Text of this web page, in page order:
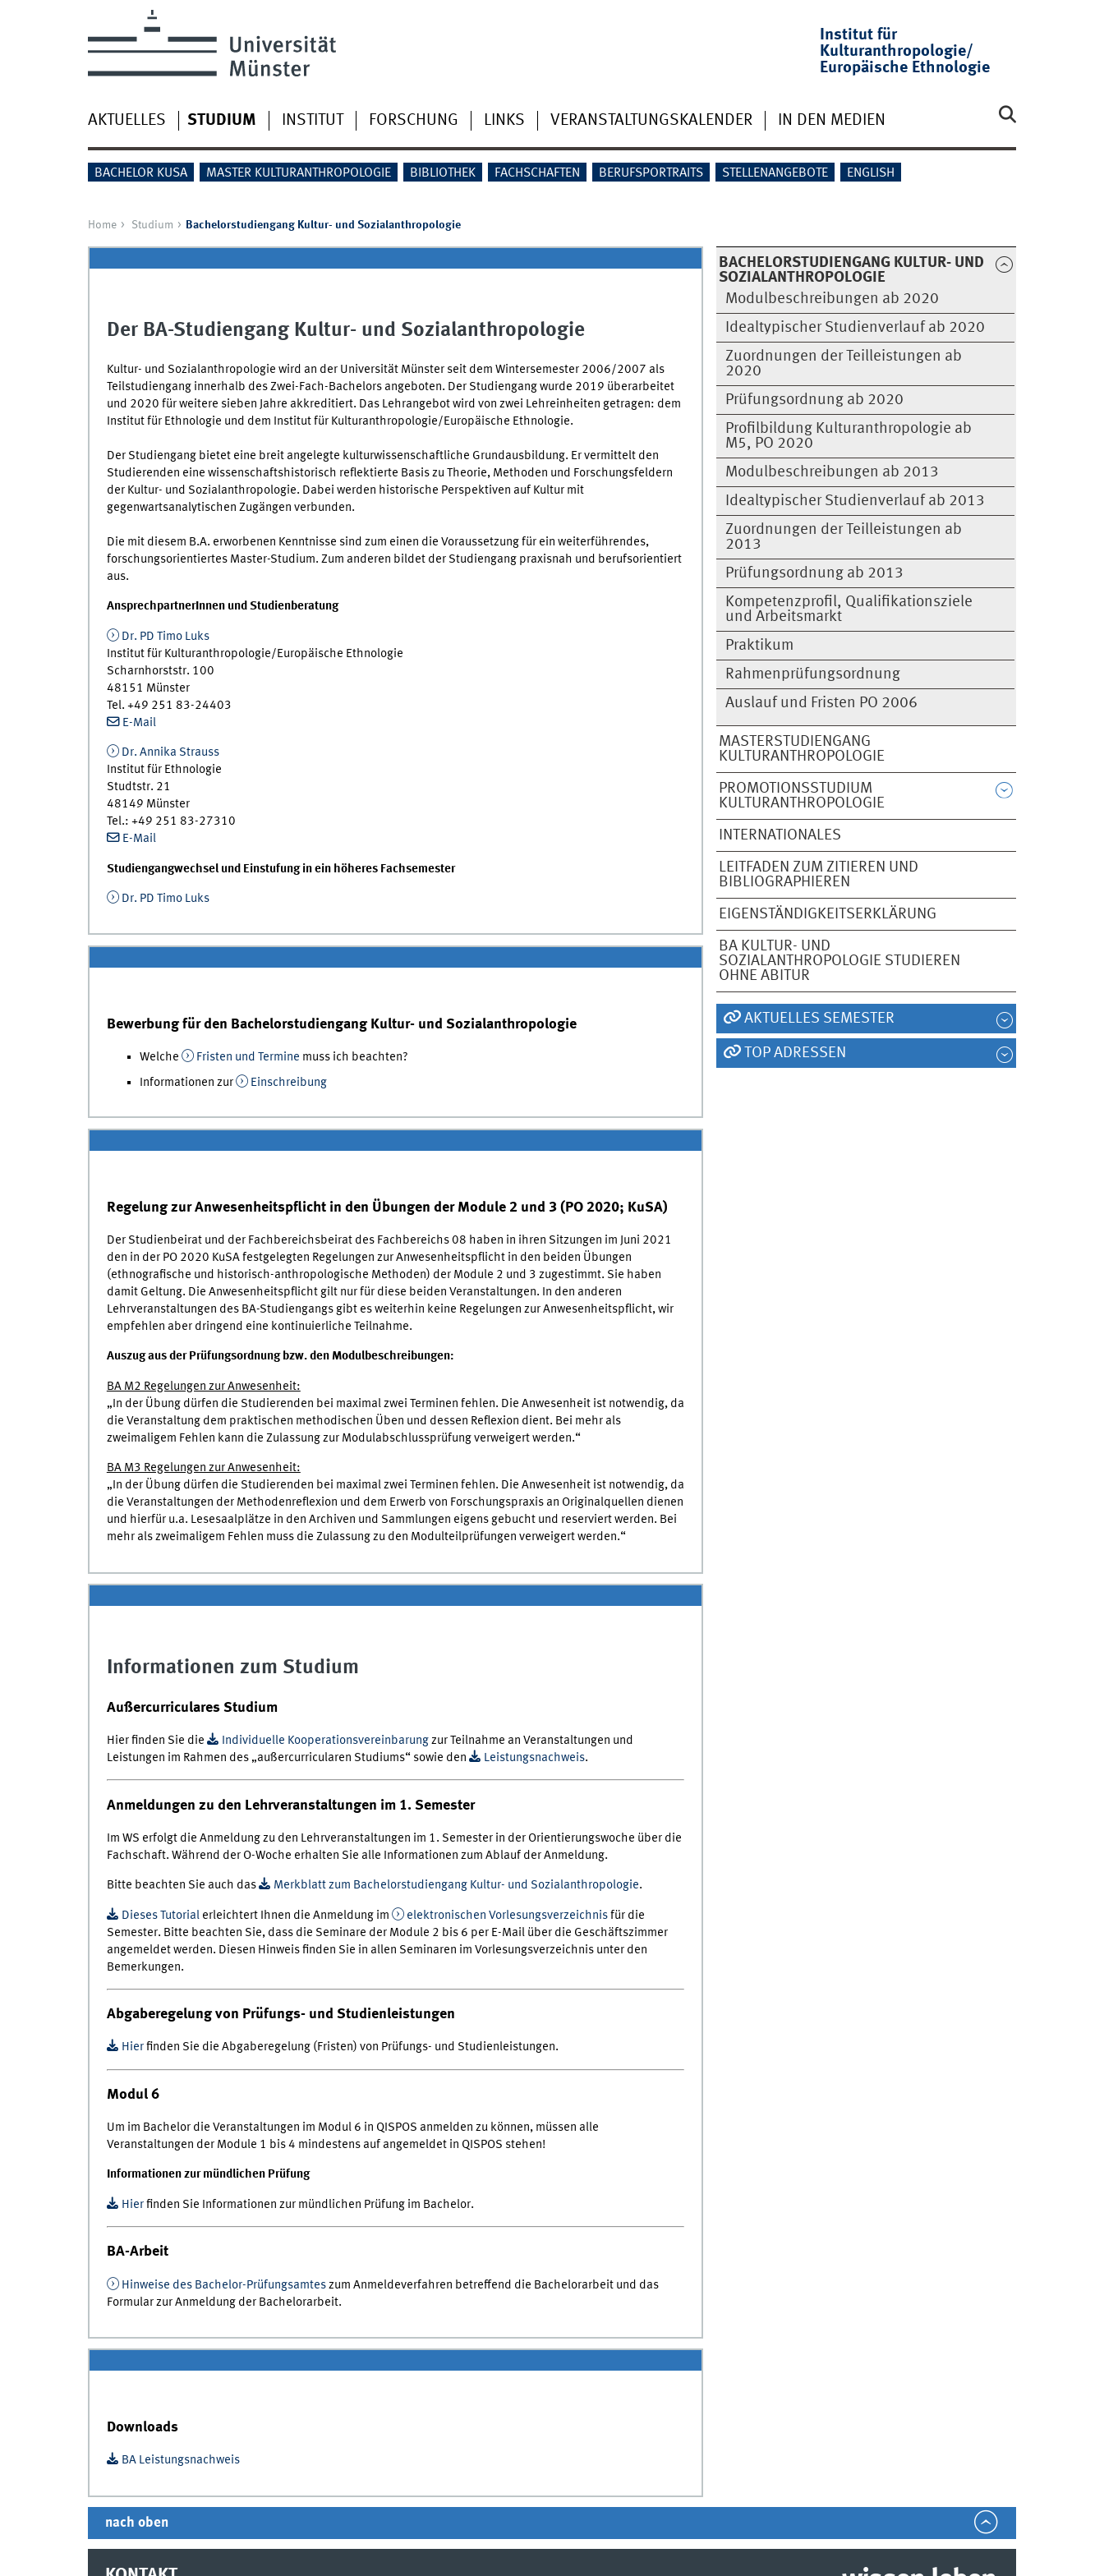
Institut für
Kulturanthropologie/
Europäische Ethnologie
AKTUELLES STUDIUM INSTITUT FORSCHUNG LINKS VERANSTALTUNGSKALENDER IN DEN MEDIEN
BACHELOR KUSA MASTER KULTURANTHROPOLOGIE BIBLIOTHEK FACHSCHAFTEN BERUFSPORTRAITS STELLENANGEBOTE ENGLISH
Home Studium Bachelorstudiengang Kultur- und Sozialanthropologie
BACHELORSTUDIENGANG KULTUR- UND
SOZIALANTHROPOLOGIE
Modulbeschreibungen ab 2020
Idealtypischer Studienverlauf ab 2020
Zuordnungen der Teilleistungen ab
2020
Prüfungsordnung ab 2020
Profilbildung Kulturanthropologie ab
M5, PO 2020
Modulbeschreibungen ab 2013
Idealtypischer Studienverlauf ab 2013
Zuordnungen der Teilleistungen ab
2013
Prüfungsordnung ab 2013
Kompetenzprofil, Qualifikationsziele
und Arbeitsmarkt
Praktikum
Rahmenprüfungsordnung
Auslauf und Fristen PO 2006
MASTERSTUDIENGANG
KULTURANTHROPOLOGIE
PROMOTIONSSTUDIUM
KULTURANTHROPOLOGIE
INTERNATIONALES
LEITFADEN ZUM ZITIEREN UND
BIBLIOGRAPHIEREN
EIGENSTÄNDIGKEITSERKLÄRUNG
BA KULTUR- UND
SOZIALANTHROPOLOGIE STUDIEREN
OHNE ABITUR
Der BA-Studiengang Kultur- und Sozialanthropologie
Kultur- und Sozialanthropologie wird an der Universität Münster seit dem Wintersemester 2006/2007 als
Teilstudiengang innerhalb des Zwei-Fach-Bachelors angeboten. Der Studiengang wurde 2019 überarbeitet
und 2020 für weitere sieben Jahre akkreditiert. Das Lehrangebot wird von zwei Lehreinheiten getragen: dem
Institut für Ethnologie und dem Institut für Kulturanthropologie/Europäische Ethnologie.
Der Studiengang bietet eine breit angelegte kulturwissenschaftliche Grundausbildung. Er vermittelt den
Studierenden eine wissenschaftshistorisch reflektierte Basis zu Theorie, Methoden und Forschungsfeldern
der Kultur- und Sozialanthropologie. Dabei werden historische Perspektiven auf Kultur mit
gegenwartsanalytischen Zugängen verbunden.
Die mit diesem B.A. erworbenen Kenntnisse sind zum einen die Voraussetzung für ein weiterführendes,
forschungsorientiertes Master-Studium. Zum anderen bildet der Studiengang praxisnah und berufsorientiert
aus.
AnsprechpartnerInnen und Studienberatung
Dr. PD Timo Luks
Institut für Kulturanthropologie/Europäische Ethnologie
Scharnhorststr. 100
48151 Münster
Tel. +49 251 83-24403
E-Mail
Dr. Annika Strauss
Institut für Ethnologie
Studtstr. 21
48149 Münster
Tel.: +49 251 83-27310
E-Mail
Studiengangwechsel und Einstufung in ein höheres Fachsemester
Dr. PD Timo Luks
Bewerbung für den Bachelorstudiengang Kultur- und Sozialanthropologie
Welche Fristen und Termine muss ich beachten?
Informationen zur
Einschreibung
Regelung zur Anwesenheitspflicht in den Übungen der Module 2 und 3 (PO 2020; KuSA)
Der Studienbeirat und der Fachbereichsbeirat des Fachbereichs 08 haben in ihren Sitzungen im Juni 2021
den in der PO 2020 KuSA festgelegten Regelungen zur Anwesenheitspflicht in den beiden Übungen
(ethnografische und historisch-anthropologische Methoden) der Module 2 und 3 zugestimmt. Sie haben
damit Geltung. Die Anwesenheitspflicht gilt nur für diese beiden Veranstaltungen. In den anderen
Lehrveranstaltungen des BA-Studiengangs gibt es weiterhin keine Regelungen zur Anwesenheitspflicht, wir
empfehlen aber dringend eine kontinuierliche Teilnahme.
Auszug aus der Prüfungsordnung bzw. den Modulbeschreibungen:
BA M2 Regelungen zur Anwesenheit:
„In der Übung dürfen die Studierenden bei maximal zwei Terminen fehlen. Die Anwesenheit ist notwendig, da
die Veranstaltung dem praktischen methodischen Üben und dessen Reflexion dient. Bei mehr als
zweimaligem Fehlen kann die Zulassung zur Modulabschlussprüfung verweigert werden.“
BA M3 Regelungen zur Anwesenheit:
„In der Übung dürfen die Studierenden bei maximal zwei Terminen fehlen. Die Anwesenheit ist notwendig, da
die Veranstaltungen der Methodenreflexion und dem Erwerb von Forschungspraxis an Originalquellen dienen
und hierfür u.a. Lesesaalplätze in den Archiven und Sammlungen eigens gebucht und reserviert werden. Bei
mehr als zweimaligem Fehlen muss die Zulassung zu den Modulteilprüfungen verweigert werden.“
Informationen zum Studium
Außercurriculares Studium
Hier finden Sie die Individuelle Kooperationsvereinbarungzur Teilnahme an Veranstaltungen und
Leistungen im Rahmen des „außercurricularen Studiums“ sowie den
Leistungsnachweis.
Anmeldungen zu den Lehrveranstaltungen im 1. Semester
Im WS erfolgt die Anmeldung zu den Lehrveranstaltungen im 1. Semester in der Orientierungswoche über die
Fachschaft. Während der O-Woche erhalten Sie alle Informationen zum Ablauf der Anmeldung.
Bitte beachten Sie auch das Merkblatt zum Bachelorstudiengang Kultur- und Sozialanthropologie.
Dieses Tutorialerleichtert Ihnen die Anmeldung im elektronischen Vorlesungsverzeichnisfür die
Semester. Bitte beachten Sie, dass die Seminare der Module 2 bis 6 per E-Mail über die Geschäftszimmer
angemeldet werden. Diesen Hinweis finden Sie in allen Seminaren im Vorlesungsverzeichnis unter den
Bemerkungen.
Abgaberegelung von Prüfungs- und Studienleistungen
Hierfinden Sie die Abgaberegelung (Fristen) von Prüfungs- und Studienleistungen.
Modul 6
Um im Bachelor die Veranstaltungen im Modul 6 in QISPOS anmelden zu können, müssen alle
Veranstaltungen der Module 1 bis 4 mindestens auf angemeldet in QISPOS stehen!
Informationen zur mündlichen Prüfung
Hierfinden Sie Informationen zur mündlichen Prüfung im Bachelor.
BA-Arbeit
Hinweise des Bachelor-Prüfungsamteszum Anmeldeverfahren betreffend die Bachelorarbeit und das
Formular zur Anmeldung der Bachelorarbeit.
Downloads
BA Leistungsnachweis
AKTUELLES SEMESTER
TOP ADRESSEN
nach oben